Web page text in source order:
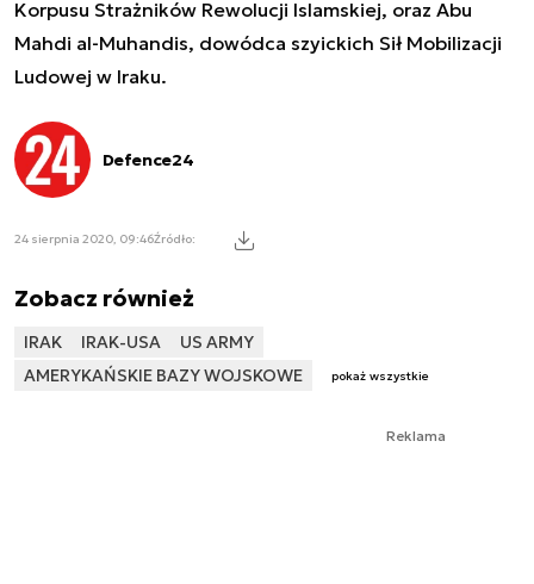
Korpusu Strażników Rewolucji Islamskiej, oraz Abu
Mahdi al-Muhandis, dowódca szyickich Sił Mobilizacji
Ludowej w Iraku.
Defence24
24 sierpnia 2020, 09:46Źródło:
Zobacz również
IRAK IRAK-USA
US ARMY
AMERYKAŃSKIE BAZY WOJSKOWE
pokaż wszystkie
Reklama